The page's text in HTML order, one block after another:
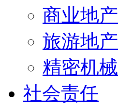
商业地产
旅游地产
精密机械
社会责任